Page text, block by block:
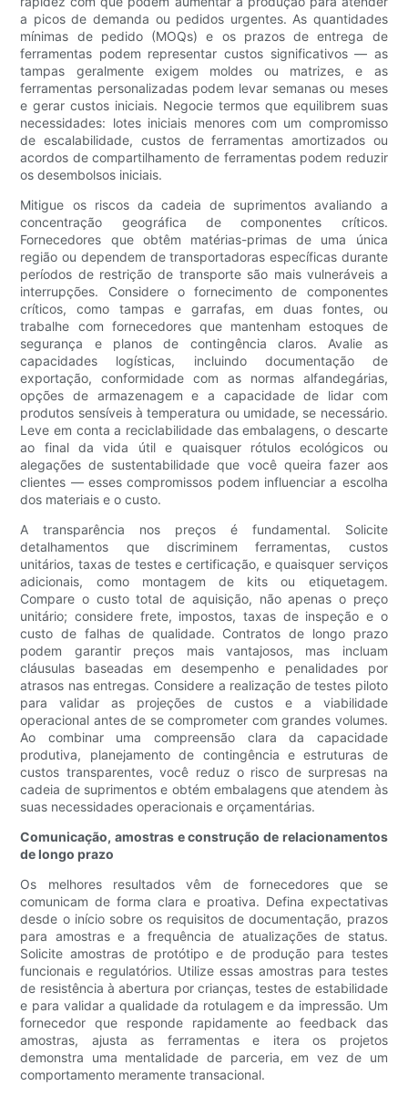
a picos de demanda ou pedidos urgentes. As quantidades
mínimas de pedido (MOQs) e os prazos de entrega de
ferramentas podem representar custos significativos — as
tampas geralmente exigem moldes ou matrizes, e as
ferramentas personalizadas podem levar semanas ou meses
e gerar custos iniciais. Negocie termos que equilibrem suas
necessidades: lotes iniciais menores com um compromisso
de escalabilidade, custos de ferramentas amortizados ou
acordos de compartilhamento de ferramentas podem reduzir
os desembolsos iniciais.
Mitigue os riscos da cadeia de suprimentos avaliando a
concentração geográfica de componentes críticos.
Fornecedores que obtêm matérias-primas de uma única
região ou dependem de transportadoras específicas durante
períodos de restrição de transporte são mais vulneráveis ​​a
interrupções. Considere o fornecimento de componentes
críticos, como tampas e garrafas, em duas fontes, ou
trabalhe com fornecedores que mantenham estoques de
segurança e planos de contingência claros. Avalie as
capacidades logísticas, incluindo documentação de
exportação, conformidade com as normas alfandegárias,
opções de armazenagem e a capacidade de lidar com
produtos sensíveis à temperatura ou umidade, se necessário.
Leve em conta a reciclabilidade das embalagens, o descarte
ao final da vida útil e quaisquer rótulos ecológicos ou
alegações de sustentabilidade que você queira fazer aos
clientes — esses compromissos podem influenciar a escolha
dos materiais e o custo.
A transparência nos preços é fundamental. Solicite
detalhamentos que discriminem ferramentas, custos
unitários, taxas de testes e certificação, e quaisquer serviços
adicionais, como montagem de kits ou etiquetagem.
Compare o custo total de aquisição, não apenas o preço
unitário; considere frete, impostos, taxas de inspeção e o
custo de falhas de qualidade. Contratos de longo prazo
podem garantir preços mais vantajosos, mas incluam
cláusulas baseadas em desempenho e penalidades por
atrasos nas entregas. Considere a realização de testes piloto
para validar as projeções de custos e a viabilidade
operacional antes de se comprometer com grandes volumes.
Ao combinar uma compreensão clara da capacidade
produtiva, planejamento de contingência e estruturas de
custos transparentes, você reduz o risco de surpresas na
cadeia de suprimentos e obtém embalagens que atendem às
suas necessidades operacionais e orçamentárias.
Comunicação, amostras e construção de relacionamentos
de longo prazo
Os melhores resultados vêm de fornecedores que se
comunicam de forma clara e proativa. Defina expectativas
desde o início sobre os requisitos de documentação, prazos
para amostras e a frequência de atualizações de status.
Solicite amostras de protótipo e de produção para testes
funcionais e regulatórios. Utilize essas amostras para testes
de resistência à abertura por crianças, testes de estabilidade
e para validar a qualidade da rotulagem e da impressão. Um
fornecedor que responde rapidamente ao feedback das
amostras, ajusta as ferramentas e itera os projetos
demonstra uma mentalidade de parceria, em vez de um
comportamento meramente transacional.